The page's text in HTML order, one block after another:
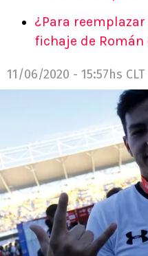
¿Para
fichaje de Román
11/06/2020 - 15:57hs CLT